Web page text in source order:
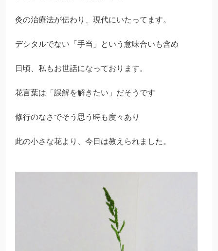
灸の治療法が伝わり、現代にいたってます。
デシタルでない「手当」という意味合いも含め
日頃、私もお世話になっております。
花言葉は「誤解を解きたい」だそうです
修行のなさでそう思う時も度々あり
此の小さな花より、今日は教えられました。